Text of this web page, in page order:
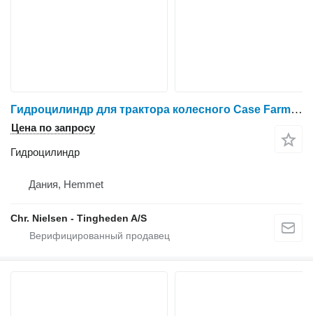
Гидроцилиндр для трактора колесного Case Farmall 95A
Цена по запросу
Гидроцилиндр
Дания, Hemmet
Chr. Nielsen - Tingheden A/S